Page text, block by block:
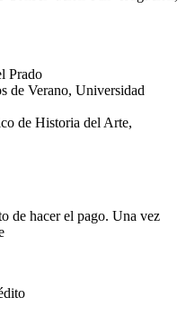
Prado
de Verano, Universidad
de Historia del Arte,
de hacer el pago. Una vez